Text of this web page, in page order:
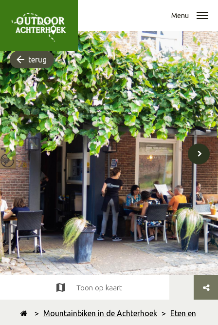
Menu
terug
> Mountainbiken in de Achterhoek >
Eten en
Toon op kaart